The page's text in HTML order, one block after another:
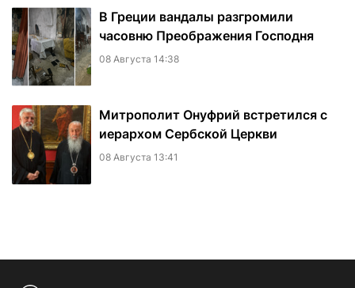
В Греции вандалы разгромили
часовню Преображения Господня
08 Августа 14:38
Митрополит Онуфрий встретился с
иерархом Сербской Церкви
08 Августа 13:41